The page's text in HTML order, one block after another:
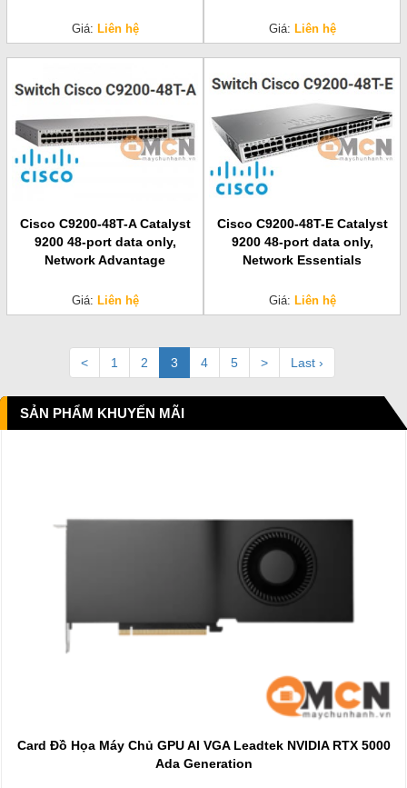
Giá: Liên hệ Giá: Liên hệ
Cisco C9200-48T-A Catalyst
9200 48-port data only,
Network Advantage
Giá: Liên hệ
Cisco C9200-48T-E Catalyst
9200 48-port data only,
Network Essentials
Giá: Liên hệ
< 1 2 3 4 5 > Last ›
SẢN PHẨM KHUYẾN MÃI
Card Đồ Họa Máy Chủ GPU AI VGA Leadtek NVIDIA RTX 5000
Ada Generation